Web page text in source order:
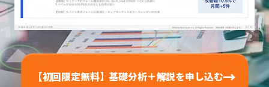
【初回限定無料】基礎分析＋解説を申し込む→